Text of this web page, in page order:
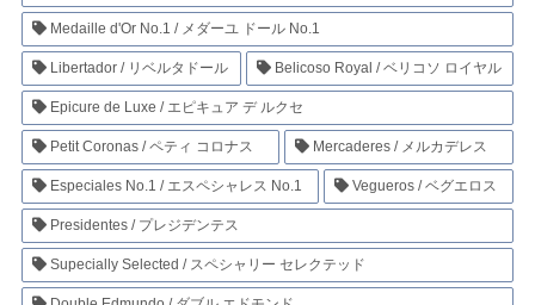
Medaille d'Or No.1 / メダーユ ドール No.1
Libertador / リベルタドール Belicoso Royal / ベリコソ ロイヤル
Epicure de Luxe / エピキュア デ ルクセ
Petit Coronas / ペティ コロナス Mercaderes / メルカデレス
Especiales No.1 / エスペシャレス No.1 Vegueros / ベグエロス
Presidentes / プレジデンテス
Supecially Selected / スペシャリー セレクテッド